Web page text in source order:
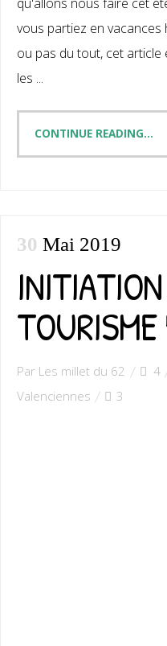
vous partiez en
ou pas du tout, cet article
les ...
CONTINUE READING...
30 Mai 2019
Par Les millet du 62 4
Valenciennes
3